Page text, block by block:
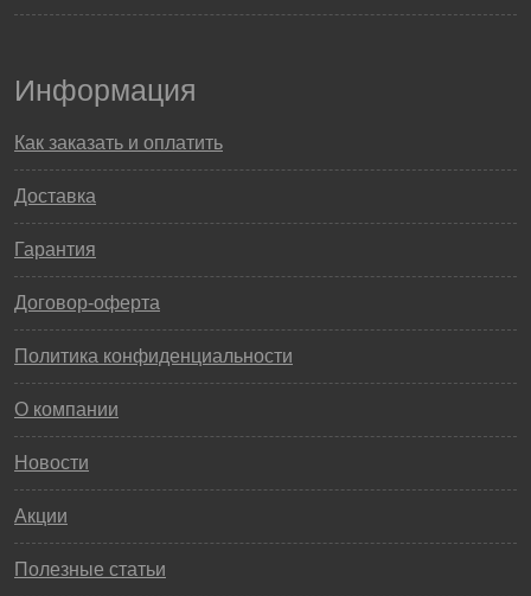
Информация
Как заказать и оплатить
Доставка
Гарантия
Договор-оферта
Политика конфиденциальности
О компании
Новости
Акции
Полезные статьи